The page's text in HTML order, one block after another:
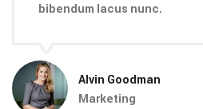
bibendum lacus nunc.
Alvin Goodman
Marketing